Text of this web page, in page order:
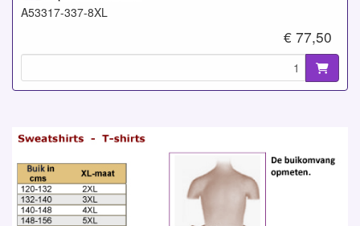
A53317-337-8XL
€ 77,50